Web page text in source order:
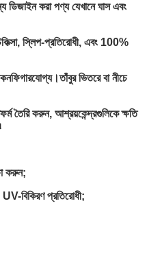
ডিজাইন করা পণ্য যেখানে ঘাস এবং
স্লিপ-প্রতিরোধী, এবং 100%
ভিতরে বা নীচে
তৈরি করুন, আশ্রয়কেন্দ্রগুলিকে ক্ষতি
করুন;
বিকিরণ প্রতিরোধী;